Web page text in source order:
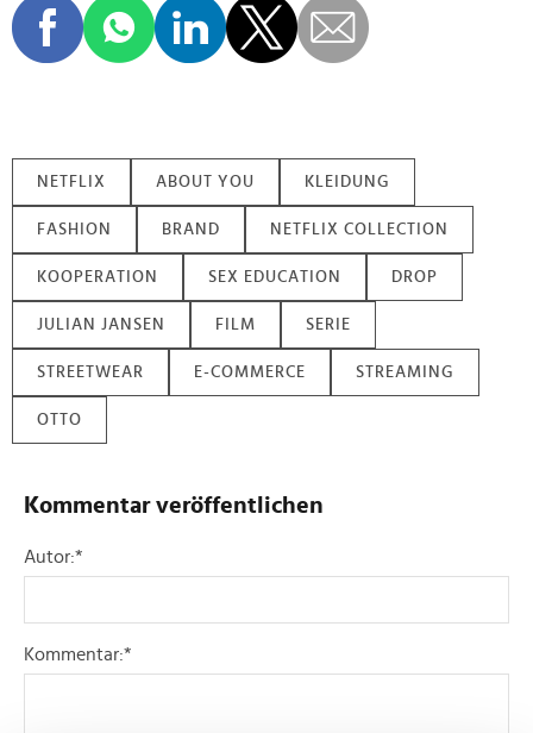
NETFLIX ABOUT YOU KLEIDUNG
FASHION BRAND NETFLIX COLLECTION
KOOPERATION SEX EDUCATION DROP
JULIAN JANSEN FILM SERIE
STREETWEAR E-COMMERCE STREAMING
OTTO
Kommentar veröffentlichen
Autor:*
Kommentar:*